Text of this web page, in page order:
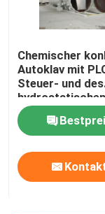
Chemischer
Autoklav mit
Steuer- und des
hydrostatischen
Druckestür